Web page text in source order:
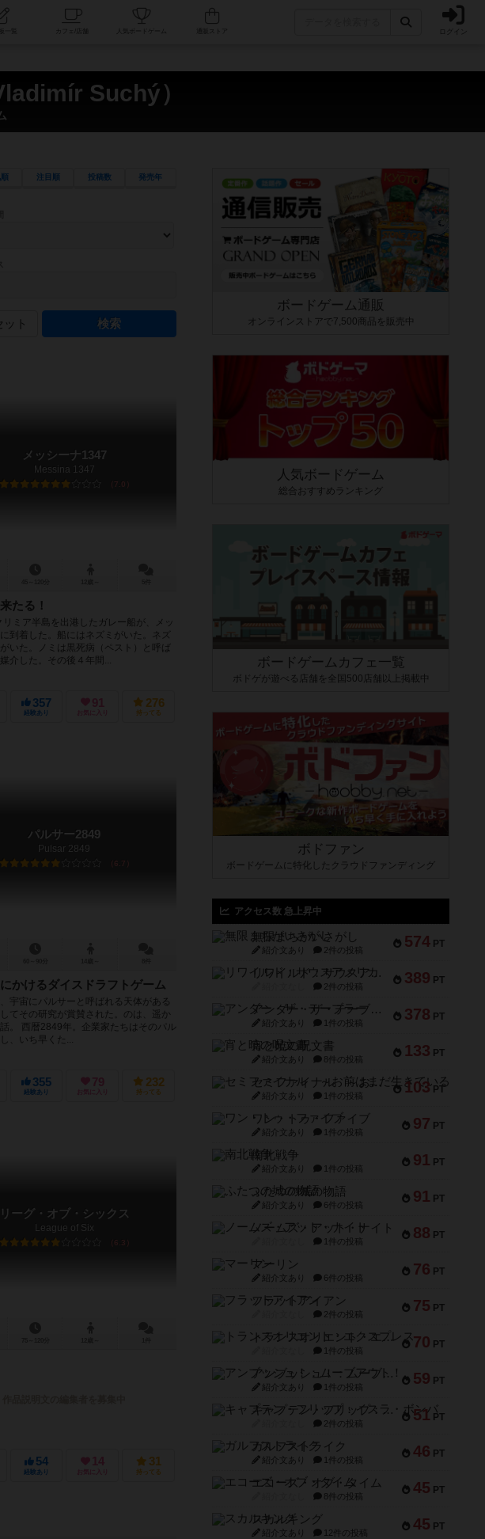
人気ボードゲーム ログイン
Suchý）
順 注目順 投稿数 発売年
所要時間を指定することができます。マニュアルを読む時間や参加者へのルール説明時間は含まれていないため、初めて
感的にゲームシステムを理解できるよう、中世ファンタジー・クッキング・海賊同士の対決など、ゲームコンセプトを絞
構成するコアシステムです。主にボードゲームに慣れている方向けの絞込機能です。例えば「ダイスロール」はランダ
ット
メッシーナ1347
Messina 1347
7.0
たる！
ミア半島を出港したガレー船が、メッ
到着した。船にはネズミがいた。ネズ
いた。ノミは黒死病（ペスト）と呼ば
介した。その後４年間...
357
経験あり
91
お気に入り
276
持ってる
パルサー2849
Pulsar 2849
6.7
かけるダイスドラフトゲーム
宇宙にパルサーと呼ばれる天体がある
してその研究が賞賛された。のは、遥か
。 西暦2849年。企業家たちはそのパル
、いち早くた...
355
経験あり
79
お気に入り
232
持ってる
リーグ・オブ・シックス
League of Six
6.3
54
経験あり
14
お気に入り
31
持ってる
ボードゲーム通販
オンラインストアで7,500商品を販売中
人気ボードゲーム
総合おすすめランキング
ボードゲームカフェ一覧
ボドゲが遊べる店舗を全国500店舗以上掲載中
ボドファン
ボードゲームに特化したクラウドファンディング
アクセス数 急上昇中
574 PT
無限まちがいさがし
紹介文あり 2件の投稿
389 PT
リワイルド：サウスアメリカ
2件の投稿
378 PT
アンダー・ザ・テーブラー
紹介文あり 1件の投稿
133 PT
宵と暁の呪文書
紹介文あり 8件の投稿
103 PT
セミファイナル ～お前はまだ生きている～
紹介文あり 1件の投稿
97 PT
ワン・トゥ・ファイブ
紹介文あり 1件の投稿
91 PT
南北戦争
紹介文あり 1件の投稿
91 PT
ふたつの城の物語
紹介文あり 6件の投稿
88 PT
ノームズ・アット・ナイト
1件の投稿
76 PT
マーリン
紹介文あり 6件の投稿
75 PT
フラットアイアン
2件の投稿
70 PT
トランスオリエント・エクスプレス
1件の投稿
59 PT
アンブッシュ！：ムーブアウト！
紹介文あり 1件の投稿
51 PT
キャプテン・フリップ：イスラ・ボンバ
2件の投稿
46 PT
ガルフストライク
紹介文あり 1件の投稿
45 PT
エコーズ・オブ・タイム
8件の投稿
45 PT
スカルキング
紹介文あり 12件の投稿